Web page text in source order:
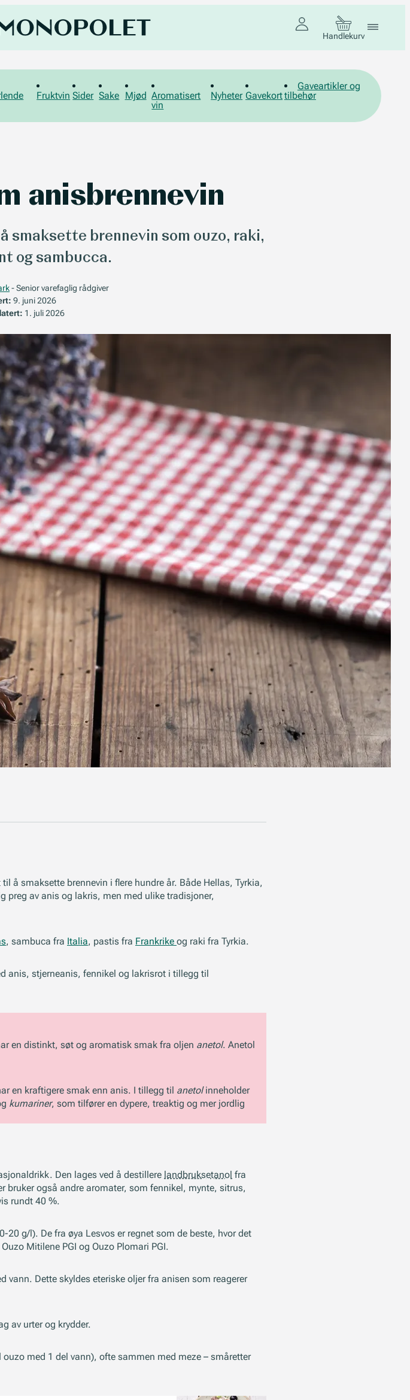
Handlekurv
Fruktvin Sider Sake Mjød Aromatisert
vin
Nyheter Gavekort
Gaveartikler og
tilbehør
anisbrennevin
smaksette brennevin som ouzo, raki,
og sambucca.
- Senior varefaglig rådgiver
9. juni 2026
1. juli 2026
å smaksette brennevin i flere hundre år. Både Hellas, Tyrkia,
preg av anis og lakris, men med ulike tradisjoner,
, sambuca fra Italia, pastis fra Frankrike og raki fra Tyrkia.
anis, stjerneanis, fennikel og lakrisrot i tillegg til
en distinkt, søt og aromatisk smak fra oljen anetol. Anetol
en kraftigere smak enn anis. I tillegg til anetolinneholder
kumariner, som tilfører en dypere, treaktig og mer jordlig
Den lages ved å destillere landbruksetanol fra
bruker også andre aromater, som fennikel, mynte, sitrus,
rundt 40 %.
20 g/l). De fra øya Lesvos er regnet som de beste, hvor det
Mitilene PGI og Ouzo Plomari PGI.
vann. Dette skyldes eteriske oljer fra anisen som reagerer
av urter og krydder.
med 1 del vann), ofte sammen med meze – småretter